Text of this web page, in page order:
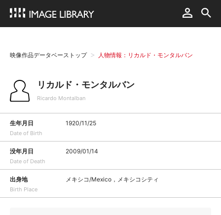
映像作品データベーストップ 人物情報：リカルド・モンタルバン
リカルド・モンタルバン
Ricardo Montalban
生年月日
Date of Birth
1920/11/25
没年月日
Date of Death
2009/01/14
出身地
Birth Place
メキシコ/Mexico，メキシコシティ